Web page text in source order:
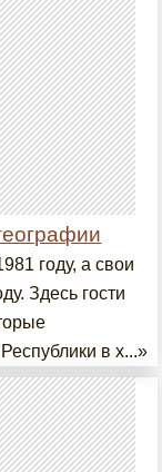
году, а свои
Здесь гости
в х...»